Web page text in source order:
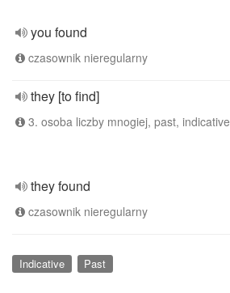
you found
czasownik nieregularny
they [to find]
3. osoba liczby mnogiej, past, indicative
they found
czasownik nieregularny
Indicative Past